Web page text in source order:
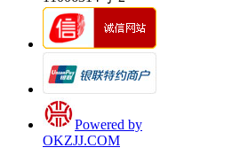
Powered by
OKZJJ.COM